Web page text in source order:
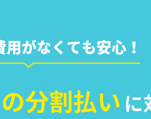
がなくても安心！
分割払い に